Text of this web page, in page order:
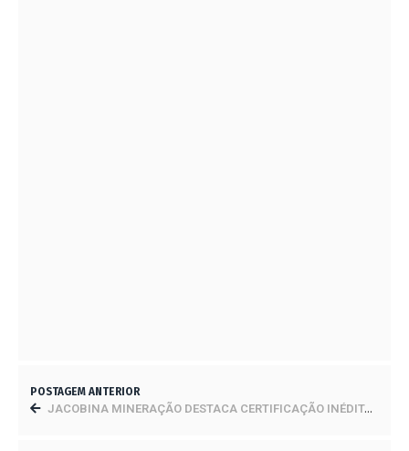
POSTAGEM ANTERIOR
JACOBINA MINERAÇÃO DESTACA CERTIFICAÇÃO INÉDITA PELA ABNT